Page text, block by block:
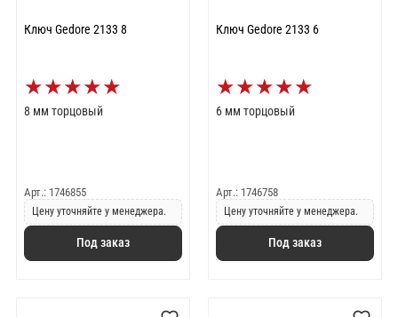
Ключ Gedore 2133 8
★★★★★
8 мм торцовый
Арт.: 1746855
Цену уточняйте у менеджера.
Под заказ
Ключ Gedore 2133 6
★★★★★
6 мм торцовый
Арт.: 1746758
Цену уточняйте у менеджера.
Под заказ